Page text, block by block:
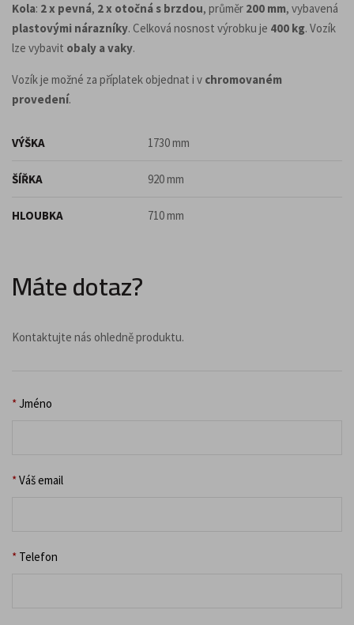
Kola: 2 x pevná, 2 x otočná s brzdou, průměr 200 mm, vybavená
plastovými nárazníky. Celková nosnost výrobku je 400 kg. Vozík
lze vybavit obaly a vaky.
Vozík je možné za příplatek objednat i v chromovaném
provedení.
VÝŠKA 1730 mm
ŠÍŘKA 920 mm
HLOUBKA 710 mm
Máte dotaz?
Kontaktujte nás ohledně produktu.
*Jméno
*Váš email
* Telefon